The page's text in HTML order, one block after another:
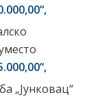
„Јунковац“